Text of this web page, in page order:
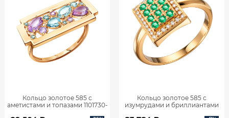
Кольцо золотое 585 с
аметистами и топазами 1101730-
Кольцо золотое 585 с
изумрудами и бриллиантами